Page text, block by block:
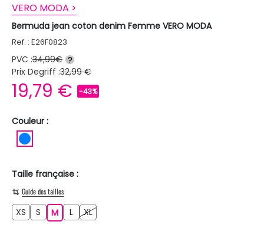
VERO MODA >
Bermuda jean coton denim Femme VERO MODA
Ref. : E26F0823
PVC :34,99€ ?
Prix Degriff :32,99 €
19,79 € -43%
Couleur :
Taille française :
Guide des tailles
XS S MM L XLXL